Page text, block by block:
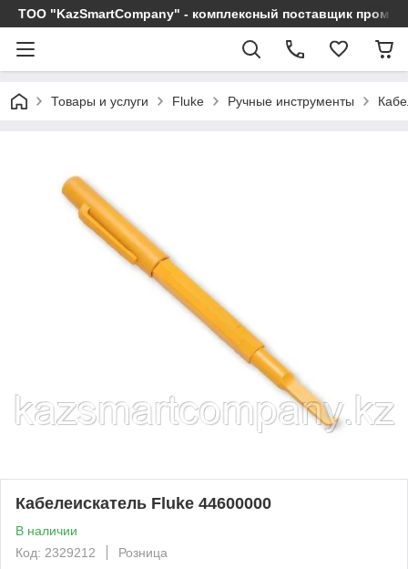
ТОО "KazSmartCompany" - комплексный поставщик
Товары и услуги Fluke Ручные инструменты
Кабелеискатель Fluke 44600000
В наличии
Код: 2329212
Розница